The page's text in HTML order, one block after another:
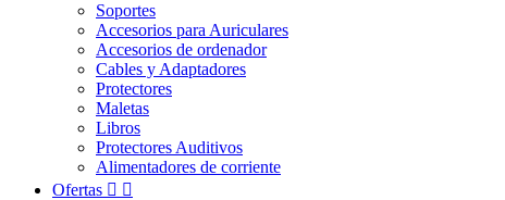
Soportes
Accesorios para Auriculares
Accesorios de ordenador
Cables y Adaptadores
Protectores
Maletas
Libros
Protectores Auditivos
Alimentadores de corriente
Ofertas  